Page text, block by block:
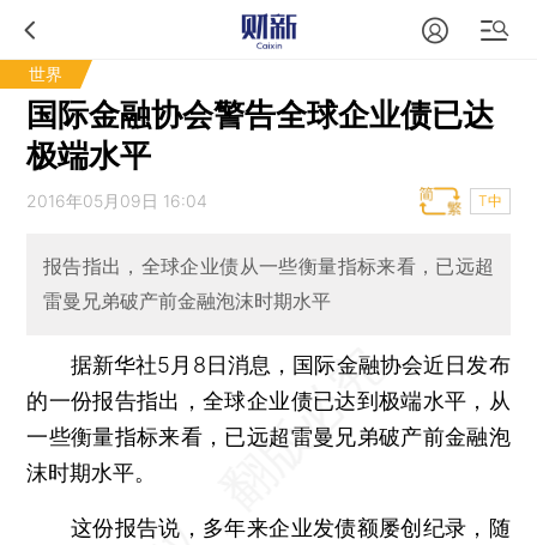
世界
国际金融协会警告全球企业债已达
极端水平
2016年05月09日 16:04 T中
报告指出，全球企业债从一些衡量指标来看，已远超
雷曼兄弟破产前金融泡沫时期水平
据新华社5月8日消息，国际金融协会近日发布
的一份报告指出，全球企业债已达到极端水平，从
一些衡量指标来看，已远超雷曼兄弟破产前金融泡
沫时期水平。
这份报告说，多年来企业发债额屡创纪录，随